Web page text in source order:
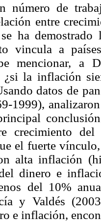
número de
entre
ha
vincula a
mencionar, a
¿si la inflación
datos de
1999),
crecimiento
el fuerte
alta inflación
dinero e
del 10%
y Valdés
e inflación,